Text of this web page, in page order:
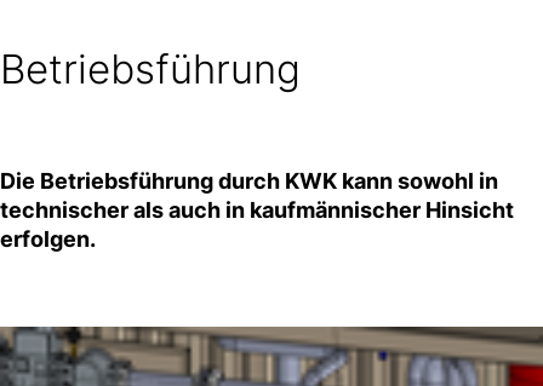
Betriebsführung
Die Betriebsführung durch KWK kann sowohl in
technischer als auch in kaufmännischer Hinsicht
erfolgen.